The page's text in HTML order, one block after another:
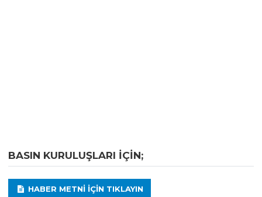
BASIN KURULUŞLARI IÇIN;
HABER METNI IÇIN TIKLAYIN